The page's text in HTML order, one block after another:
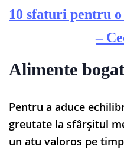
10 sfaturi pentru
–
Alimente
Pentru a aduce
greutate la sfârșitul
un atu valoros pe